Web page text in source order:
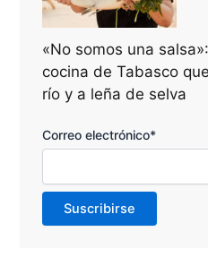
«No somos una
cocina de Tabasco
río y a leña de selva
Correo electrónico*